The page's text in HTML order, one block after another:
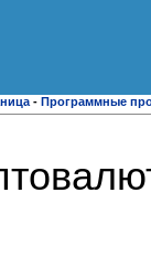
- Программные